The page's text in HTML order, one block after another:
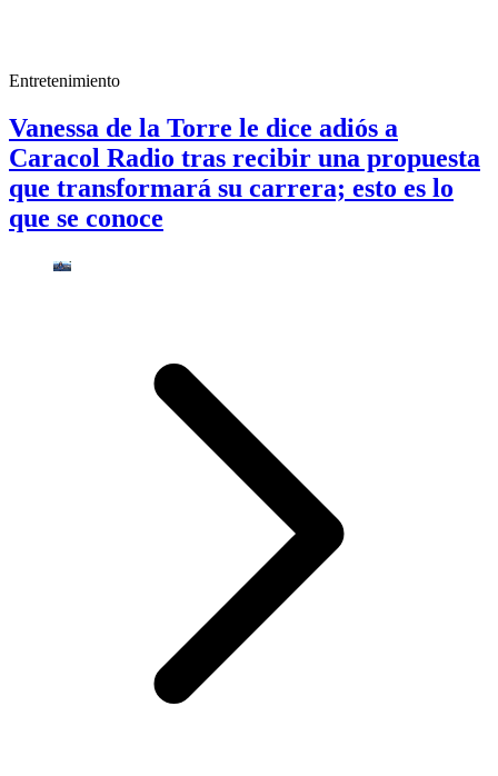
Entretenimiento
Vanessa de la Torre le dice adiós a
Caracol Radio tras recibir una propuesta
que transformará su carrera; esto es lo
que se conoce